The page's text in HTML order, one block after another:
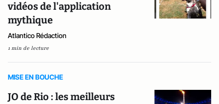
vidéos de l'application
mythique
Atlantico Rédaction
1 min de lecture
MISE EN BOUCHE
JO de Rio : les meilleurs